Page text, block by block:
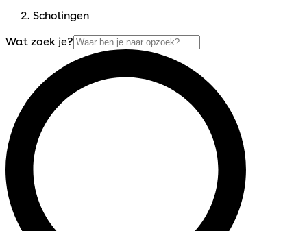
Scholingen
Wat zoek je?